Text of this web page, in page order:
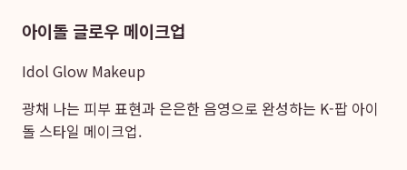
아이돌 글로우 메이크업
Idol Glow Makeup
광채 나는 피부 표현과 은은한 음영으로 완성하는 K-팝 아이
돌 스타일 메이크업.